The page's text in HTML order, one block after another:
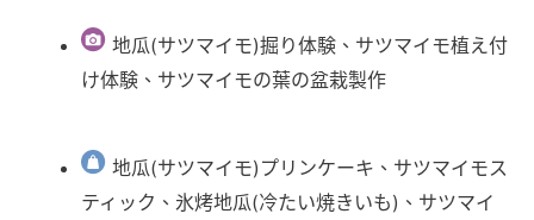
地瓜(サツマイモ)掘り体験、サツマイモ植え付
け体験、サツマイモの葉の盆栽製作
地瓜(サツマイモ)プリンケーキ、サツマイモス
ティック、氷烤地瓜(冷たい焼きいも)、サツマイ